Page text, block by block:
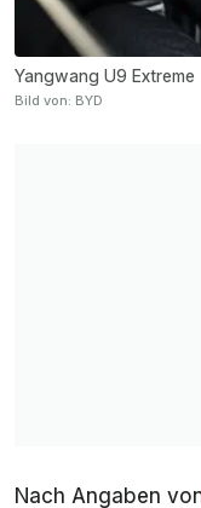
Yangwang U9 Extreme
Bild von: BYD
Nach Angaben